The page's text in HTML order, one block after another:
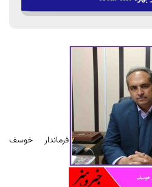
فرماندار خوسف